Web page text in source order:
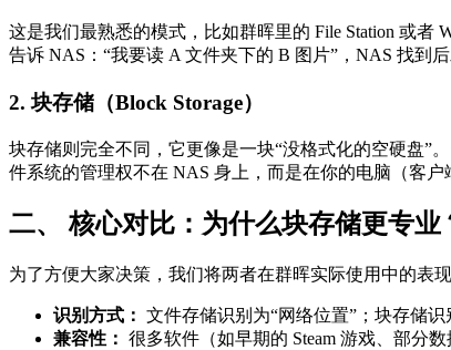
这是我们最熟悉的模式，比如群晖里的 File Station 或
告诉 NAS：“我要读 A 文件夹下的 B 图片”，NAS 找到后
2. 块存储（Block Storage）
块存储则完全不同，它更像是一块“没格式化的空硬盘”
件系统的管理权不在 NAS 身上，而是在你的电脑（客户
二、 核心对比：为什么块存储更专业
为了方便大家决策，我们将两者在群晖实际使用中的表现
识别方式： 文件存储识别为“网络位置”；块存储识
兼容性： 很多软件（如早期的 Steam 游戏、部分